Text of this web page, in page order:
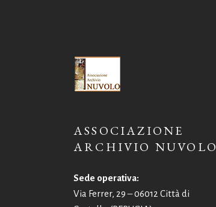
ASSOCIAZIONE
ARCHIVIO NUVOLO
Sede operativa:
Via Ferrer, 29 – 06012 Città di